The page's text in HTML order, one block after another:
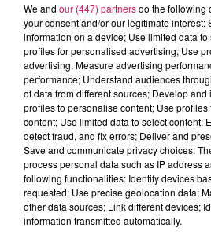
9h00 - 13h00
la ligne des auditeurs
9h43
9h43 9h38
9h38
We and our (447) partnersdo the following
your consent and/or our legitimate interest:
information on a device; Use limited data
profiles for personalised advertising; Use
advertising; Measure advertising
performance; Understand audiences
of data from different sources; Develop
profiles to personalise content; Use
content; Use limited data to select content;
detect fraud, and fix errors; Deliver and
Save and communicate privacy choices.
process personal data such as IP address
following functionalities: Identify devices
requested; Use precise geolocation data;
other data sources; Link different devices;
information transmitted automatically.